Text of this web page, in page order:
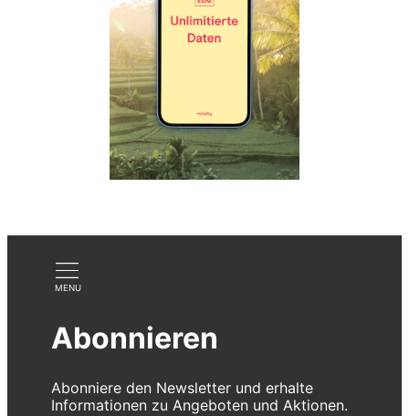
Abonnieren
Abonniere den Newsletter und erhalte
Informationen zu Angeboten und Aktionen.